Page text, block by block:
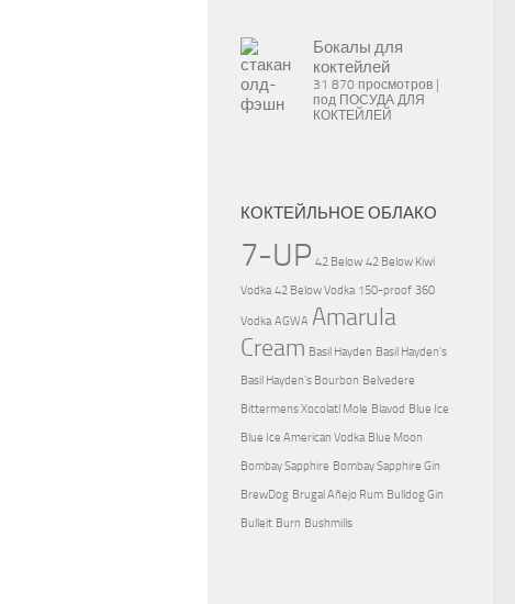
Бокалы для
коктейлей
31 870 просмотров
под ПОСУДА ДЛЯ
КОКТЕЙЛЕЙ
КОКТЕЙЛЬНОЕ ОБЛАКО
7-UP 42 Below 42 Below Kiwi
Vodka 42 Below Vodka 150-proof 360
Vodka AGWA Amarula
Cream Basil Hayden Basil Hayden's
Basil Hayden's Bourbon Belvedere
Bittermens Xocolatl Mole Blavod Blue Ice
Blue Ice American Vodka Blue Moon
Bombay Sapphire Bombay Sapphire Gin
BrewDog Brugal Añejo Rum Bulldog Gin
Bulleit Burn Bushmills